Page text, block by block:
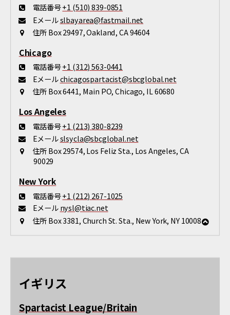
電話番号+1 (510) 839-0851
Eメールslbayarea@fastmail.net
住所Box 29497, Oakland, CA 94604
Chicago
電話番号+1 (312) 563-0441
Eメールchicagospartacist@sbcglobal.net
住所Box 6441, Main PO, Chicago, IL 60680
Los Angeles
電話番号+1 (213) 380-8239
Eメールslsycla@sbcglobal.net
住所Box 29574, Los Feliz Sta., Los Angeles, CA
90029
New York
電話番号+1 (212) 267-1025
Eメール nysl@tiac.net
住所Box 3381, Church St. Sta., New York, NY 10008
イギリス
Spartacist League/Britain